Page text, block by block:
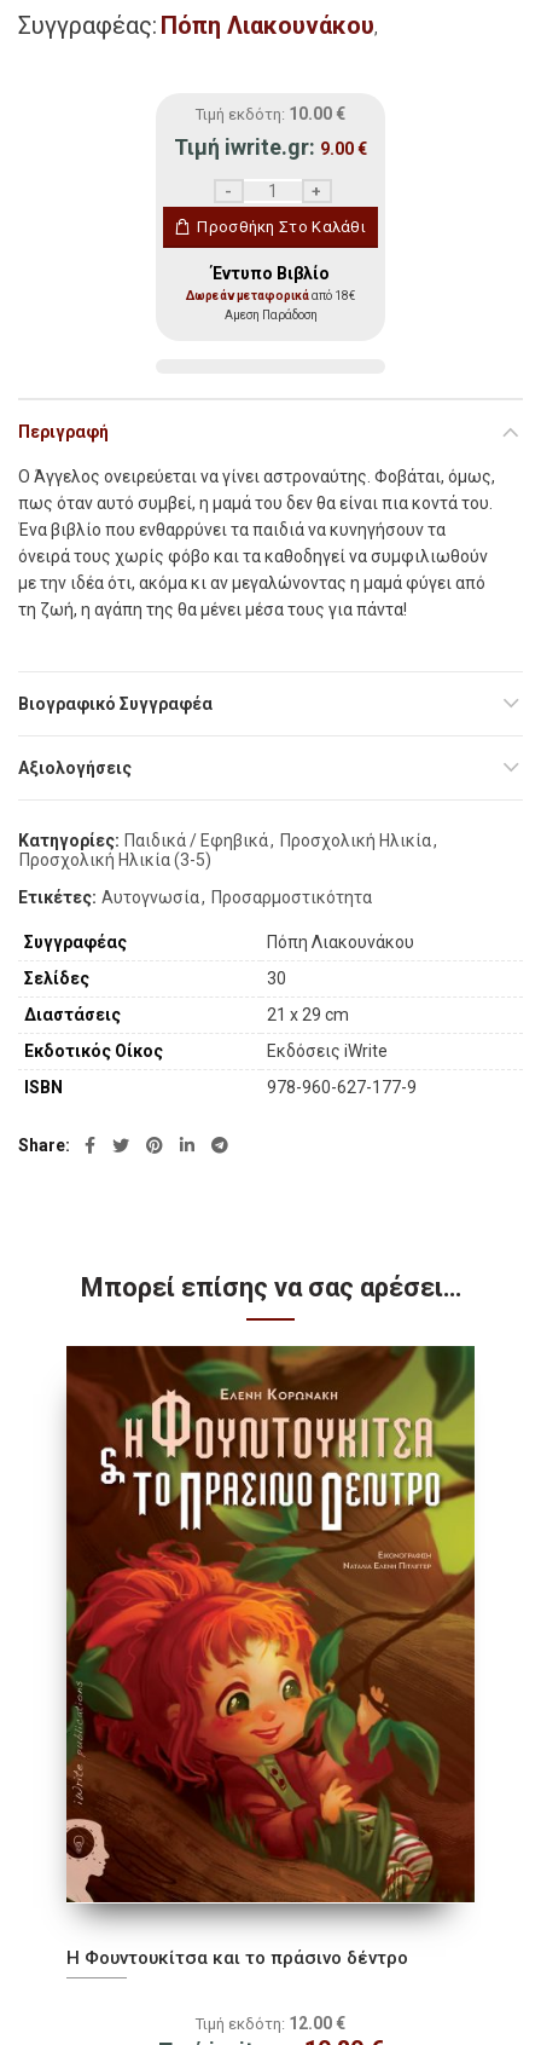
Συγγραφέας: Πόπη Λιακουνάκου,
Τιμή εκδότη: 10.00 €
Τιμή iwrite.gr: 9.00€
Προσθήκη Στο Καλάθι
Έντυπο Βιβλίο
Δωρεάν μεταφορικάαπό 18€
Αμεση Παράδοση
Περιγραφή
Ο Άγγελος ονειρεύεται να γίνει αστροναύτης. Φοβάται, όµως,
πως όταν αυτό συµβεί, η µαµά του δεν θα είναι πια κοντά του.
Ένα βιβλίο που ενθαρρύνει τα παιδιά να κυνηγήσουν τα
όνειρά τους χωρίς φόβο και τα καθοδηγεί να συµφιλιωθούν
µε την ιδέα ότι, ακόµα κι αν µεγαλώνοντας η µαµά φύγει από
τη ζωή, η αγάπη της θα µένει µέσα τους για πάντα!
Βιογραφικό Συγγραφέα
Αξιολογήσεις
Κατηγορίες: Παιδικά / Εφηβικά, Προσχολική Ηλικία,
Προσχολική Ηλικία (3-5)
Ετικέτες: Αυτογνωσία, Προσαρμοστικότητα
Συγγραφέας
Πόπη Λιακουνάκου
Σελίδες
30
Διαστάσεις
21 x 29 cm
Εκδοτικός Οίκος
Εκδόσεις iWrite
ISBN
978-960-627-177-9
Share
Μπορεί επίσης να σας αρέσει…
Η Φουντουκίτσα και το πράσινο δέντρο
Τιμή εκδότη: 12.00 €